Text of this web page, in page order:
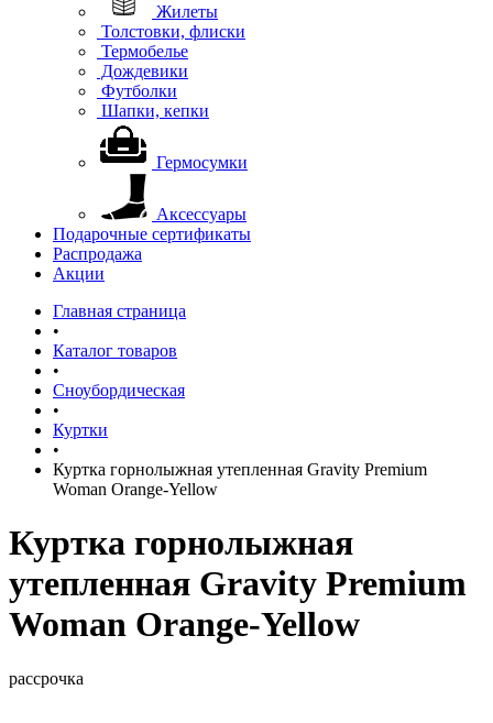
Жилеты
Толстовки, флиски
Термобелье
Дождевики
Футболки
Шапки, кепки
Гермосумки
Аксессуары
Подарочные сертификаты
Распродажа
Акции
Главная страница
•
Каталог товаров
•
Сноубордическая
•
Куртки
•
Куртка горнолыжная утепленная Gravity Premium
Woman Orange-Yellow
Куртка горнолыжная
утепленная Gravity Premium
Woman Orange-Yellow
рассрочка